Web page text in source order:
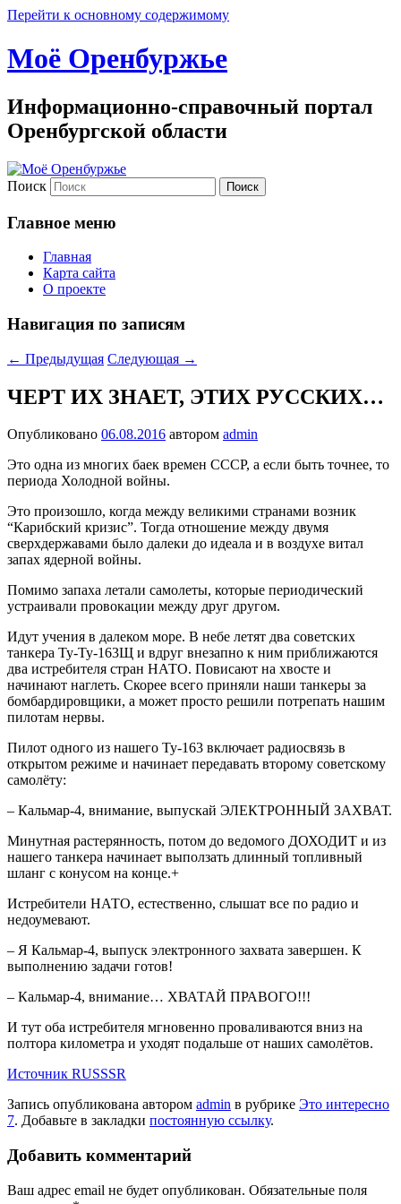
Перейти к основному содержимому
Моё Оренбуржье
Информационно-справочный портал
Оренбургской области
Поиск
Главное меню
Главная
Карта сайта
О проекте
Навигация по записям
← Предыдущая Следующая →
ЧЕРТ ИХ ЗНАЕТ, ЭТИХ РУССКИХ…
Опубликовано 06.08.2016 автором admin
Это одна из многих баек времен СССР, а если быть точнее, то
периода Холодной войны.
Это произошло, когда между великими странами возник
“Карибский кризис”. Тогда отношение между двумя
сверхдержавами было далеки до идеала и в воздухе витал
запах ядерной войны.
Помимо запаха летали самолеты, которые периодический
устраивали провокации между друг другом.
Идут учения в далеком море. В небе летят два советских
танкера Ту-Ту-163Щ и вдруг внезапно к ним приближаются
два истребителя стран НАТО. Повисают на хвосте и
начинают наглеть. Скорее всего приняли наши танкеры за
бомбардировщики, а может просто решили потрепать нашим
пилотам нервы.
Пилот одного из нашего Ту-163 включает радиосвязь в
открытом режиме и начинает передавать второму советскому
самолёту:
– Кальмар-4, внимание, выпускай ЭЛЕКТРОННЫЙ ЗАХВАТ.
Минутная растерянность, потом до ведомого ДОХОДИТ и из
нашего танкера начинает выползать длинный топливный
шланг с конусом на конце.+
Истребители НАТО, естественно, слышат все по радио и
недоумевают.
– Я Кальмар-4, выпуск электронного захвата завершен. К
выполнению задачи готов!
– Кальмар-4, внимание… ХВАТАЙ ПРАВОГО!!!
И тут оба истребителя мгновенно проваливаются вниз на
полтора километра и уходят подальше от наших самолётов.
Источник RUSSSR
Запись опубликована автором admin в рубрике Это интересно
7. Добавьте в закладки постоянную ссылку.
Добавить комментарий
Ваш адрес email не будет опубликован. Обязательные поля